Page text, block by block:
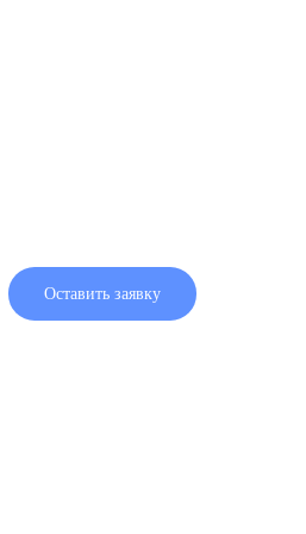
Оставить заявку